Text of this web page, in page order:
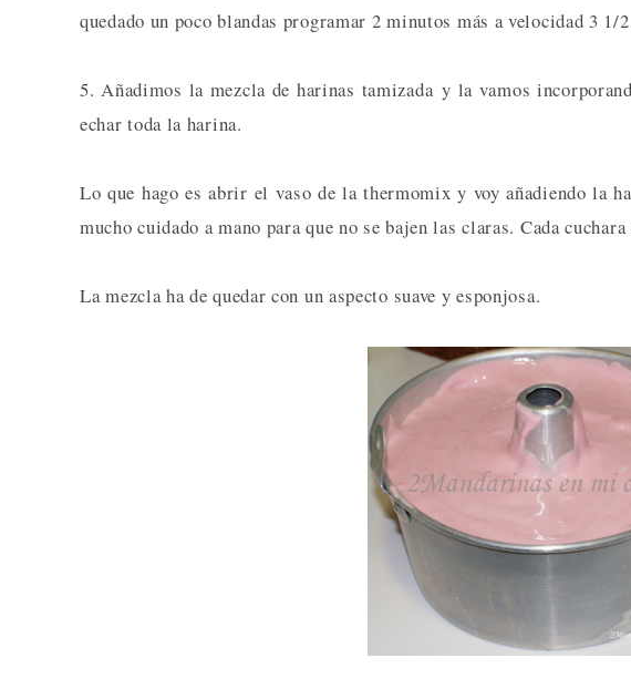
quedado un poco blandas programar 2 minutos más a velocidad 3 1/
5. Añadimos la mezcla de harinas tamizada y la vamos
echar toda la harina.
Lo que hago es abrir el vaso de la thermomix y voy añadiendo la
mucho cuidado a mano para que no se bajen las claras. Cada
La mezcla ha de quedar con un aspecto suave y esponjosa.